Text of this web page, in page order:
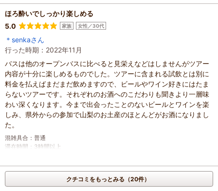
家族の内訳：親・祖父母、
人数：2人
投稿日： 2023年11月20日
ほろ酔いでしっかり楽しめる
5.0
家族 女性／30代
＊senkaさん
行った時期：2022年11月
バスは他のオープンバスに比べると見栄えなどはしませんがツアー
内容が十分に楽しめるものでした。ツアーに含まれる試飲とは別に
料金を払えばまだまだ飲めますので、ビールやワイン好きにはたま
らないツアーです。それぞれのお酒へのこだわりも聞きより一層味
わい深くなります。今まで出会ったことのないビールとワインを楽
しみ、県外からの参加で山梨のお土産のほとんどがお酒になりまし
た。
混雑具合 ： 普通
滞在時間 ： 3時間以上
人数：3人～5人
投稿日：2023年1月12日
クチコミをもっとみる（20件）